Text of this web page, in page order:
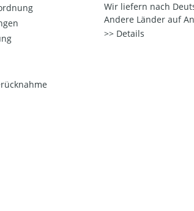
Wir liefern nach
Andere Länder auf
Details